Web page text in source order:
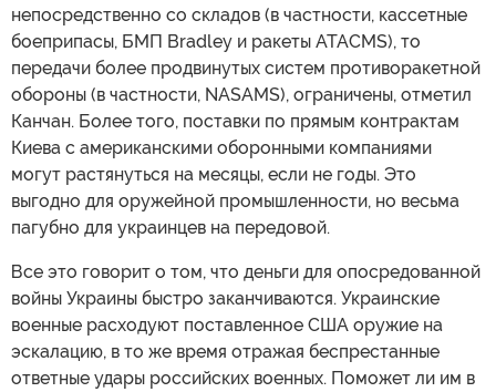
непосредственно со складов (в частности, кассетные
боеприпасы, БМП Bradley и ракеты ATACMS), то
передачи более продвинутых систем противоракетной
обороны (в частности, NASAMS), ограничены, отметил
Канчан. Более того, поставки по прямым контрактам
Киева с американскими оборонными компаниями
могут растянуться на месяцы, если не годы. Это
выгодно для оружейной промышленности, но весьма
пагубно для украинцев на передовой.
Все это говорит о том, что деньги для опосредованной
войны Украины быстро заканчиваются. Украинские
военные расходуют поставленное США оружие на
эскалацию, в то же время отражая беспрестанные
ответные удары российских военных. Поможет ли им в